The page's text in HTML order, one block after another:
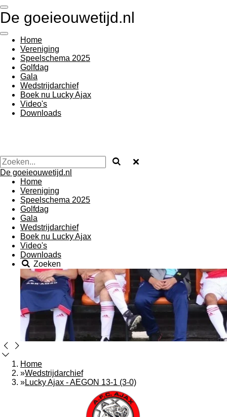
Ga
direct
de
hoofdinhoud
De goeieouwetijd.nl
Home
Vereniging
Speelschema 2025
Golfdag
Gala
Wedstrijdarchief
Boek nu Lucky Ajax
Video's
Downloads
De goeieouwetijd.nl
Home
Vereniging
Speelschema 2025
Golfdag
Gala
Wedstrijdarchief
Boek nu Lucky Ajax
Video's
Downloads
Zoeken
Home
»Wedstrijdarchief
»Lucky Ajax - AEGON 13-1 (3-0)